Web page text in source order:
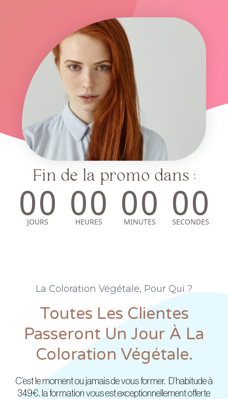
Fin de la promo dans :
La Coloration Végétale, Pour Qui ?
Toutes Les Clientes
Passeront Un Jour À La
Coloration Végétale.
C’est le moment ou jamais de vous former. D’habitude à
349€, la formation vous est exceptionnellement offerte